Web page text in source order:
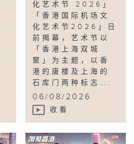
化艺术节 2026」
「香港国际机场文
化艺术节2026」日
前揭幕，艺术节以
「香港上海双城
聚」为主题，以香
港的唐楼及上海的
石库门两种标志...
06/08/2026
收看